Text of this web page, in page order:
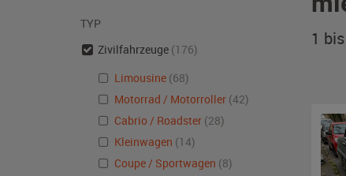
1
TYP
Zivilfahrzeuge (176)
Limousine (68)
Motorrad / Motorroller (42)
Cabrio / Roadster (28)
Kleinwagen (14)
Coupe / Sportwagen (8)